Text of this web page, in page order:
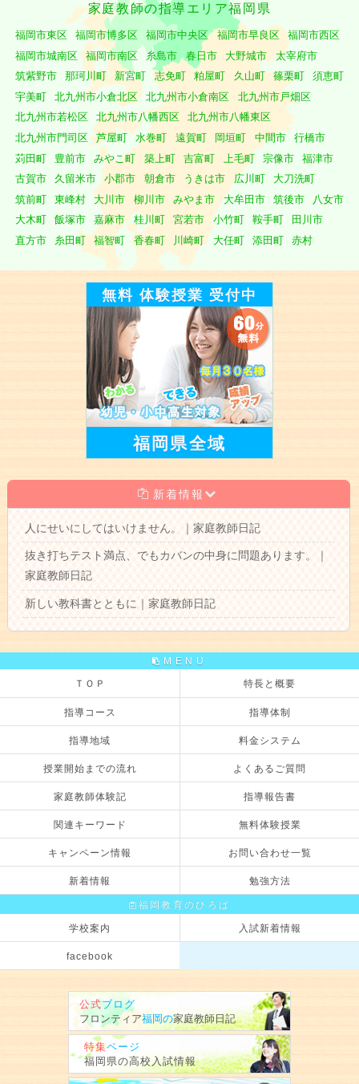
家庭教師の指導エリア福岡県
福岡市東区 福岡市博多区 福岡市中央区 福岡市早良区
福岡市西区
福岡市城南区
福岡市南区 糸島市 春日市 大野城市
太宰府市
筑紫野市
那珂川町 新宮町 志免町 粕屋町 久山町 篠栗町
須恵町
宇美町
北九州市小倉北区 北九州市小倉南区
北九州市戸畑区
北九州市若松区
北九州市八幡西区
北九州市八幡東区
北九州市門司区
芦屋町 水巻町 遠賀町 岡垣町 中間市
行橋市
苅田町
豊前市 みやこ町 築上町 吉富町 上毛町 宗像市
福津市
古賀市
久留米市 小郡市 朝倉市 うきは市 広川町
大刀洗町
筑前町
東峰村 大川市 柳川市 みやま市 大牟田市 筑後市
八女市
大木町
飯塚市 嘉麻市 桂川町 宮若市 小竹町 鞍手町
田川市
直方市
糸田町 福智町 香春町 川崎町 大任町 添田町 赤村
無料 体験授業 受付中
福岡県全域
新着情報
人にせいにしてはいけません。｜家庭教師日記
抜き打ちテスト満点、でもカバンの中身に問題あります。｜
家庭教師日記
新しい教科書とともに｜家庭教師日記
MENU
ＴＯＰ 特長と概要
指導コース 指導体制
指導地域 料金システム
授業開始までの流れ よくあるご質問
家庭教師体験記 指導報告書
関連キーワード 無料体験授業
キャンペーン情報 お問い合わせ一覧
新着情報 勉強方法
福岡教育のひろば
学校案内 入試新着情報
facebook
公式ブログ
フロンティア福岡の家庭教師日記
特集ページ
福岡県の高校入試情報